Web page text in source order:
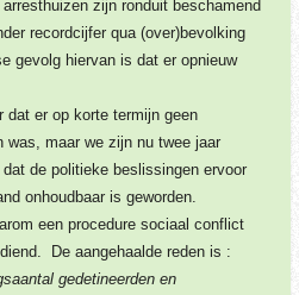
zijn ronduit beschamend
recordcijfer qua (over)bevolking
gevolg hiervan is dat er opnieuw
dat er op korte termijn geen
was, maar we zijn nu twee jaar
de politieke beslissingen ervoor
onhoudbaar is geworden.
een procedure sociaal conflict
De aangehaalde reden is :
gedetineerden en